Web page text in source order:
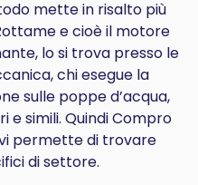
mette in risalto più
e cioè il motore
lo si trova presso le
chi esegue la
sulle poppe d’acqua,
simili. Quindi Compro
permette di trovare
di settore.